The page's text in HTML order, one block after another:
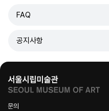
FAQ
공지사항
문의